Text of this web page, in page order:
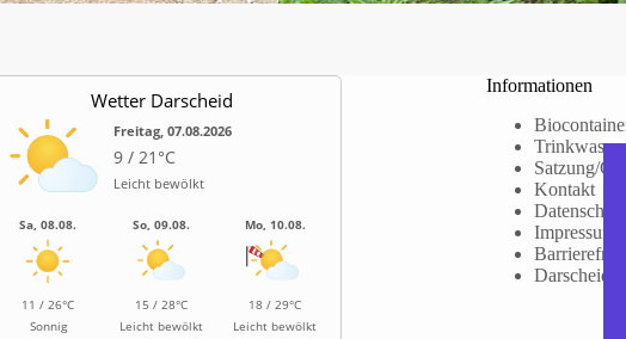
Wetter Darscheid
Freitag, 07.08.2026
9 / 21°C
Leicht bewölkt
Sa, 08.08.
11 / 26°C
Sonnig
So, 09.08.
15 / 28°C
Leicht bewölkt
Mo, 10.08.
18 / 29°C
Leicht bewölkt
Informationen
Satzung/
Kontakt
Impressum
Darscheid